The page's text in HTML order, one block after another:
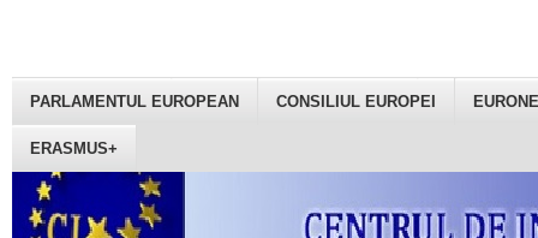
PARLAMENTUL EUROPEAN CONSILIUL EUROPEI
ERASMUS+